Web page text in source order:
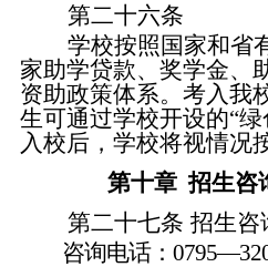
第二十六条
学校按照国家和省
家助学贷款、奖学金、
资助政策体系。考入我
生可通过学校开设的“
入校后，学校将视情况
第十章 招生咨
第二十七条 招生咨
咨询电话：